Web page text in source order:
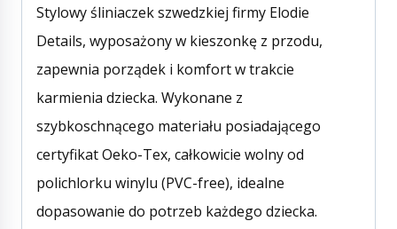
Stylowy śliniaczek szwedzkiej firmy Elodie
Details, wyposażony w kieszonkę z przodu,
zapewnia porządek i komfort w trakcie
karmienia dziecka. Wykonane z
szybkoschnącego materiału posiadającego
certyfikat Oeko-Tex, całkowicie wolny od
polichlorku winylu (PVC-free), idealne
dopasowanie do potrzeb każdego dziecka.